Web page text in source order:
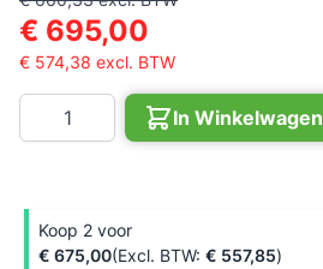
€ 695,00
€ 574,38 excl. BTW
Aantal
In Winkelwagen
Koop 2 voor
€ 675,00
€ 557,85